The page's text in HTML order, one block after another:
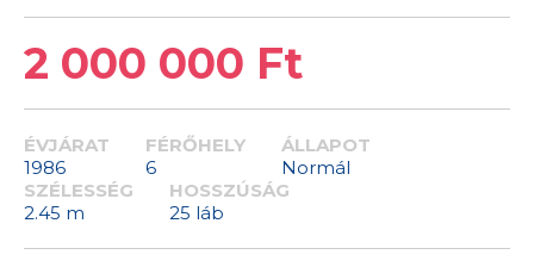
2 000 000 Ft
ÉVJÁRAT
1986
FÉRŐHELY
6
ÁLLAPOT
Normál
SZÉLESSÉG
2.45 m
HOSSZÚSÁG
25 láb